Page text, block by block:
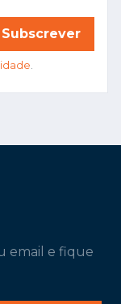
Subscrever
.
email e fique